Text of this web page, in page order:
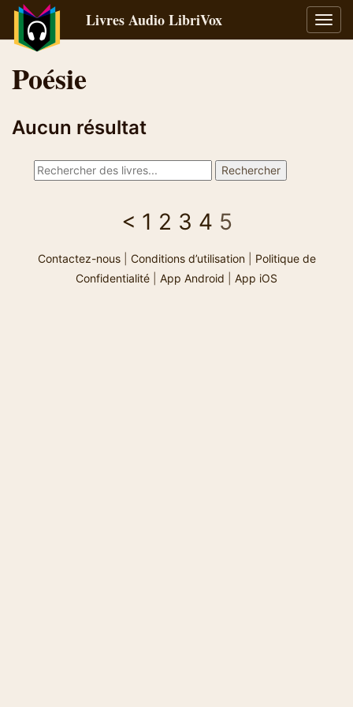
la
Livres Audio LibriVox
Poésie
Aucun résultat
< 1 2 3 4 5
Contactez-nous| Conditions d’utilisation| Politique de
Confidentialité
App Android App iOS